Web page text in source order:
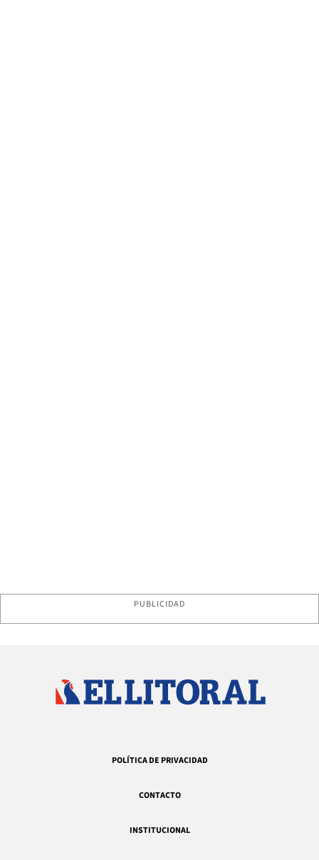
PUBLICIDAD
POLÍTICA DE PRIVACIDAD
CONTACTO
INSTITUCIONAL